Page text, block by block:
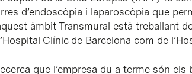
d’endoscòpia i laparoscòpia que
àmbit Transmural està treballant
Clínic de Barcelona com de
que l’empresa du a terme són